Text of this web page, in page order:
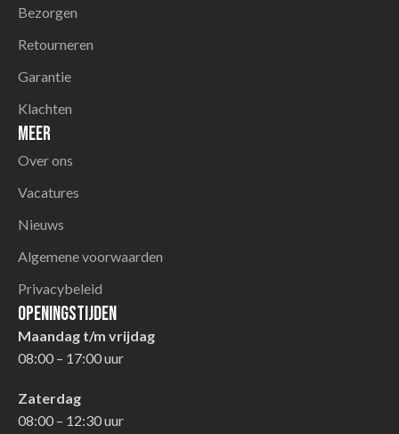
Bezorgen
Retourneren
Garantie
Klachten
Meer
Over ons
Vacatures
Nieuws
Algemene voorwaarden
Privacybeleid
Openingstijden
Maandag t/m vrijdag
08:00 – 17:00 uur
Zaterdag
08:00 – 12:30 uur